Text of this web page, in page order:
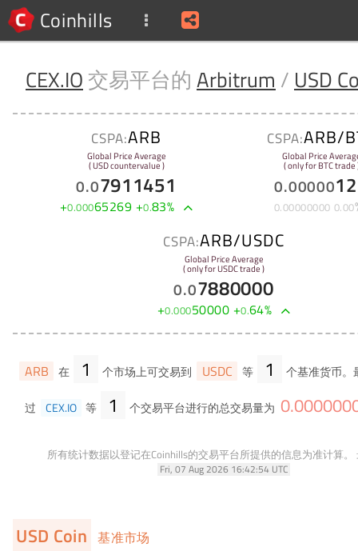
Coinhills
CEX.IO 交易平台的 Arbitrum / USD
CSPA:ARB
Global Price Average
( USD countervalue )
0.07911451
+0.00065269 +0.83%
CSPA:ARB/
Global Price
( only for BTC trade
0.00000
0.00000000 0.00
CSPA:ARB/USDC
Global Price Average
( only for USDC trade )
0.07880000
+0.00050000 +0.64%
ARB 在 1 个市场上可交易到 USDC 等 1 个基准货币。
过 CEX.IO 等 1 个交易平台进行的总交易量为 0.
所有统计数据以登记在Coinhills的交易平台所提供的信息为准计算。
Fri, 07 Aug 2026 16:42:54 UTC
USD Coin 基准市场